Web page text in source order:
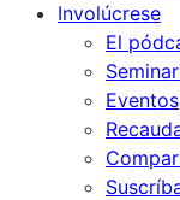
Involúcrese
El
Eventos